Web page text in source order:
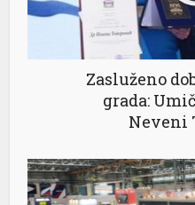
Zasluženo
grada:
Neveni